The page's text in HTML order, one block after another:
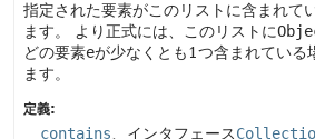
指定された要素がこのリストに含まれて
ます。
より正式には、このリストに
どの要素eが少なくとも1つ含まれている
ます。
定義:
contains 、インタフェース